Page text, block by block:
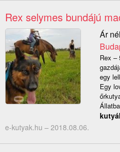
Rex selymes bundájú
Ár
Rex –
egy
Egy
e-kutyak.hu – 2018.08.06.